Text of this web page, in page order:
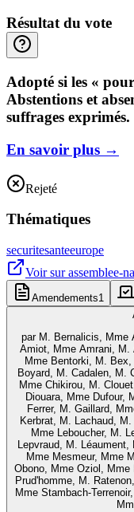
Résultat du vote
Adopté si les «
Abstentions et
suffrages exprimés.
En savoir plus →
Rejeté
Thématiques
securitesanteeurope
Voir surassemblee-
Amendements1
par M. Bernalicis, Mme
Amiot, Mme Amrani, M.
Mme Bentorki, M.
Boyard, M. Cadalen, M.
Mme Chikirou, M.
Diouara, Mme Dufour,
Ferrer, M. Gaillard,
Kerbrat, M. Lachaud,
Mme Leboucher, M.
Lepvraud, M.
Mme Mesmeur, Mme
Obono, Mme Oziol,
Prud'homme, M.
Mme Stambach-